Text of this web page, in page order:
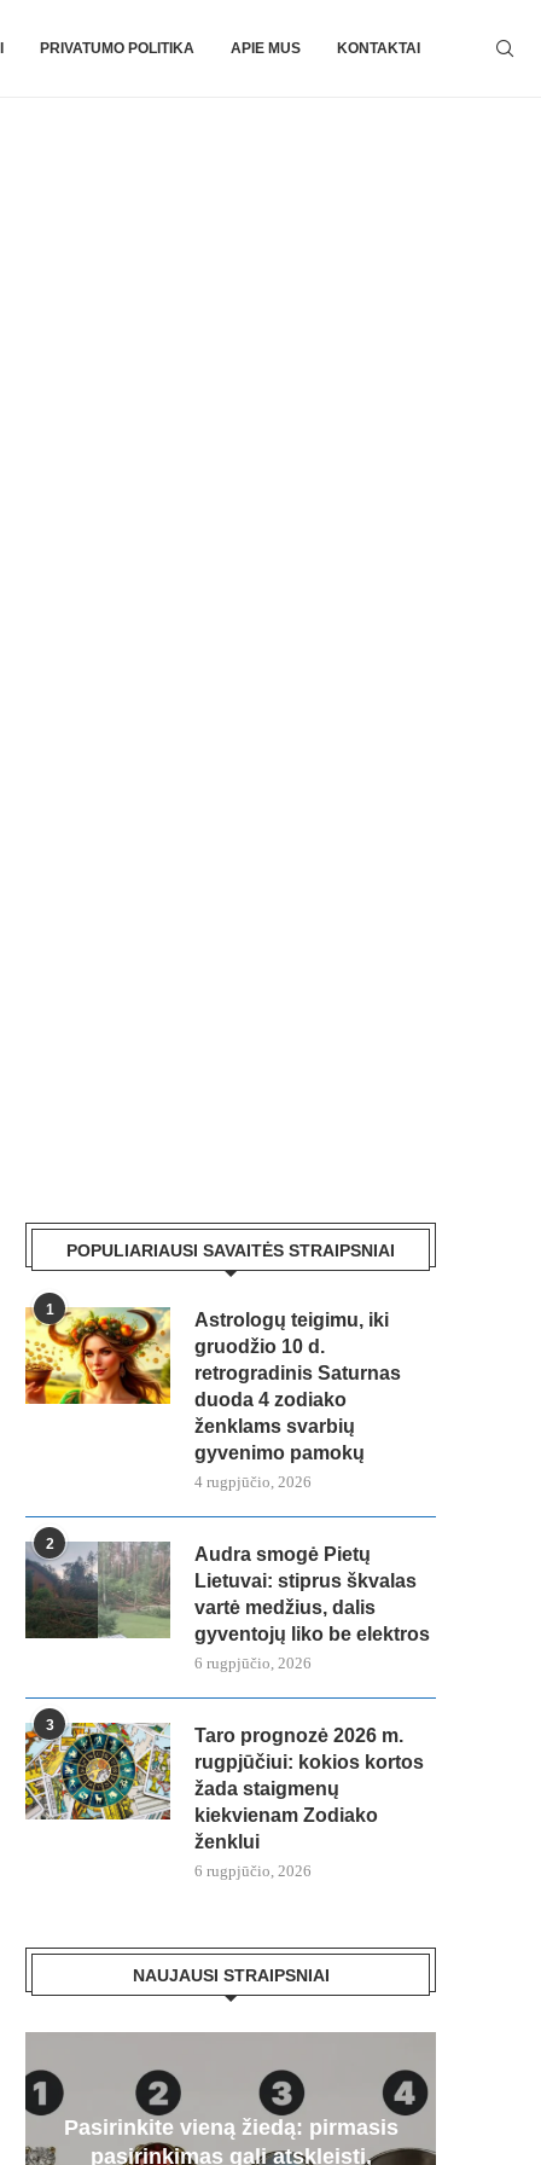
PRIVATUMO POLITIKA APIE MUS KONTAKTAI
POPULIARIAUSI SAVAITĖS STRAIPSNIAI
1
Astrologų teigimu, iki
gruodžio 10 d.
retrogradinis Saturnas
duoda 4 zodiako
ženklams svarbių
gyvenimo pamokų
4 rugpjūčio, 2026
2
Audra smogė Pietų
Lietuvai: stiprus škvalas
vartė medžius, dalis
gyventojų liko be elektros
6 rugpjūčio, 2026
3
Taro prognozė 2026 m.
rugpjūčiui: kokios kortos
žada staigmenų
kiekvienam Zodiako
ženklui
6 rugpjūčio, 2026
NAUJAUSI STRAIPSNIAI
Pasirinkite vieną žiedą: pirmasis
pasirinkimas gali atskleisti,